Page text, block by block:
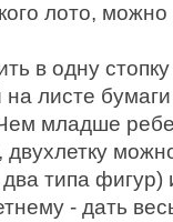
лото,
в одну стопку
листе бумаги
Чем младше
два типа
- дать